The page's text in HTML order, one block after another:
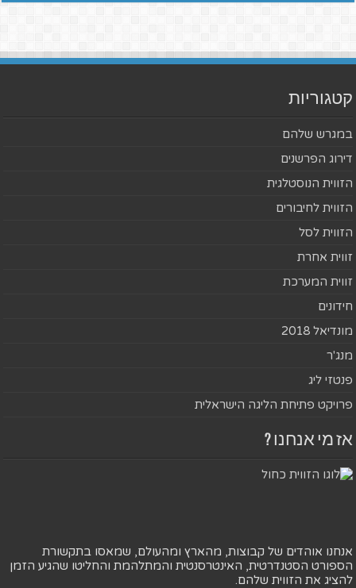
קטגוריות
במגרש שלהם
דירוג הפרשנים
הזווית הנוסטלגית
הזווית לחיבורים
הזווית לסל
זווית אחרת
זווית המערכת
חידונים
מונדיאל 2018
מנג'ר
פנטזי ליג
פרויקט פתיחת הליגה הישראלית
אז מי אנחנו ?
אנחנו אוהדים של קבוצות, מהארץ ומהעולם, שמאסו בתקשורת
הספורט הסטנדרטית, האינטרסנטית והמתלהמת והחליטו שהגיע הזמן
להציג את הזווית שלהם.